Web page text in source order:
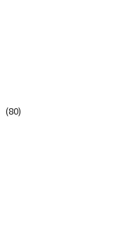
(80)